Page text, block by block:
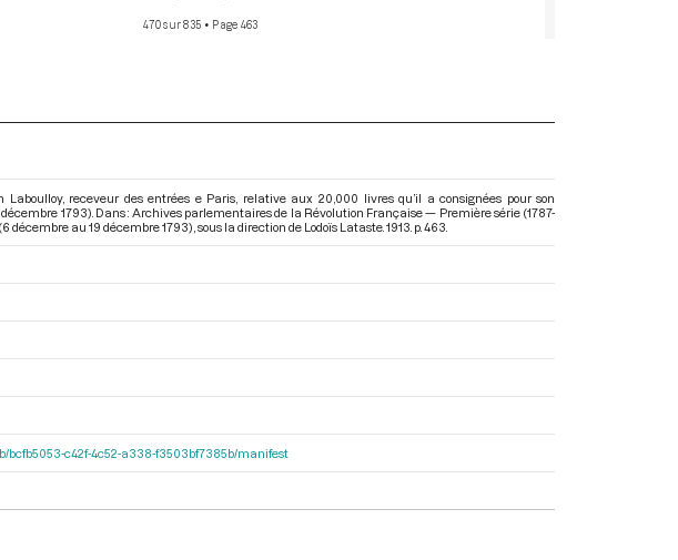
470 sur 835 • Page 463
receveur des entrées e Paris, relative aux 20,000 livres qu’il a consignées pour son
1793). Dans : Archives parlementaires de la Révolution Française — Première série (1787-
décembre au 19 décembre 1793) , sous la direction de Lodoïs Lataste. 1913. p. 463.
bcfb5053-c42f-4c52-a338-f3503bf7385b/manifest